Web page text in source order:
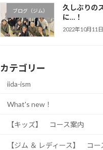
ブログ（ジム）
久しぶりの
に…！
2022年10月11日
カテゴリー
iida-ism
What's new！
【キッズ】 コース案内
【ジム ＆ レディース】 コー